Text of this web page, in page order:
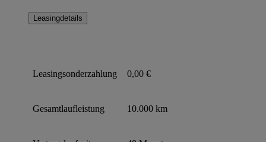
Leasingdetails
Leasingsonderzahlung 0,00 €
Gesamtlaufleistung 10.000 km